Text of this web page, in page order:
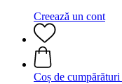
Creează un cont
Coș de cumpărături